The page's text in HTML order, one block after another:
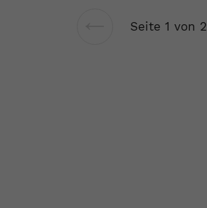
Vorherige
Seite 1 von 2